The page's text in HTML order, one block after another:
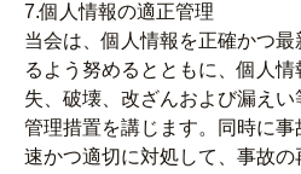
7.個人情報の適正管理
当会は、個人情報を正確かつ
るよう努めるとともに、個人
失、破壊、改ざんおよび漏え
管理措置を講じます。同時に
速かつ適切に対処して、事故